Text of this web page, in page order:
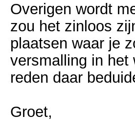
Overigen wordt
zou het zinloos
plaatsen waar je
versmalling in het
reden daar
Groet,